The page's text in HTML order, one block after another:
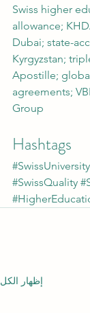
Swiss higher
allowance;
Dubai; state-
Kyrgyzstan;
Apostille;
agreements;
Group
Hashtags
#SwissUniversity
#SwissQuality
إظهار الكل